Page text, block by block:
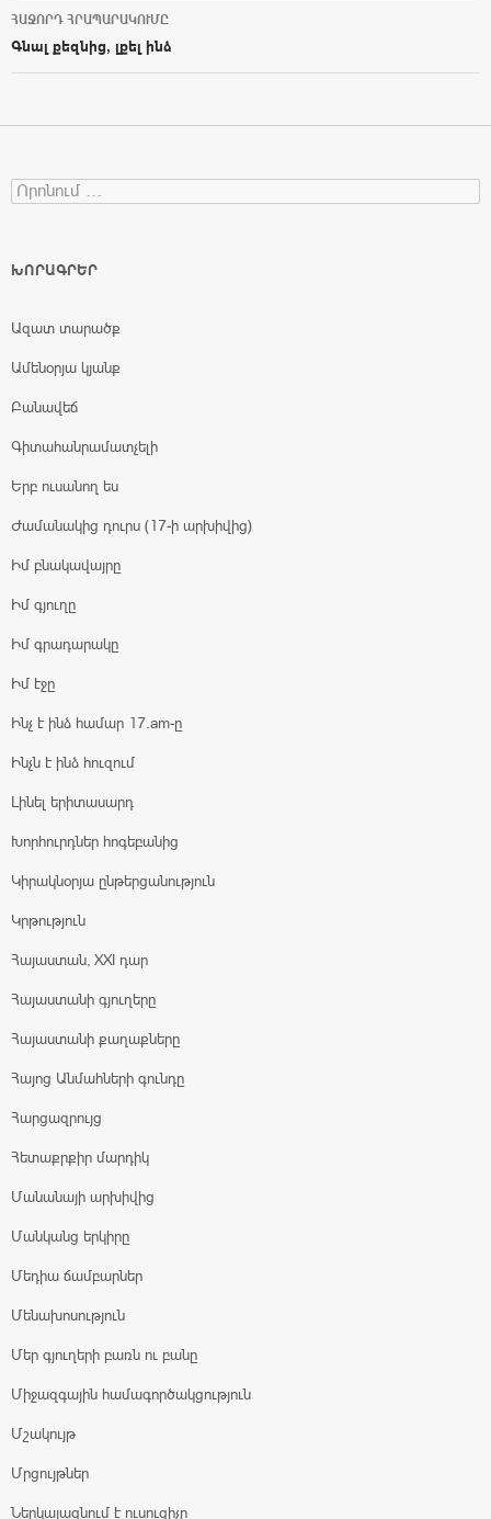
ՀԱՋՈՐԴ ՀՐԱՊԱՐԱԿՈՒՄԸ
Գնալ քեզնից, լքել ինձ
Search for:
ԽՈՐԱԳՐԵՐ
Ազատ տարածք
Ամենօրյա կյանք
Բանավեճ
Գիտահանրամատչելի
Երբ ուսանող ես
Ժամանակից դուրս (17-ի արխիվից)
Իմ բնակավայրը
Իմ գյուղը
Իմ գրադարակը
Իմ էջը
Ինչ է ինձ համար 17.am-ը
Ինչն է ինձ հուզում
Լինել երիտասարդ
Խորհուրդներ հոգեբանից
Կիրակնօրյա ընթերցանություն
Կրթություն
Հայաստան, XXI դար
Հայաստանի գյուղերը
Հայաստանի քաղաքները
Հայոց Անմահների գունդը
Հարցազրույց
Հետաքրքիր մարդիկ
Մանանայի արխիվից
Մանկանց երկիրը
Մեդիա ճամբարներ
Մենախոսություն
Մեր գյուղերի բառն ու բանը
Միջազգային համագործակցություն
Մշակույթ
Մրցույթներ
Ներկայացնում է ուսուցիչը